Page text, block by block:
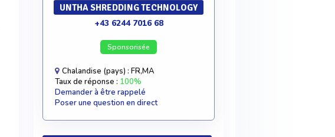
UNTHA SHREDDING TECHNOLOGY
+43 6244 7016 68
Sponsorisée
Chalandise (pays) : FR,MA
Taux de réponse : 100%
Demander à être rappelé
Poser une question en direct